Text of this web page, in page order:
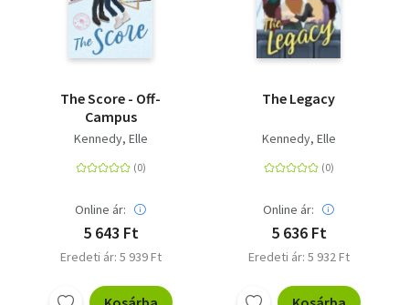
The Score - Off-
Campus
Kennedy, Elle
Online ár:
5 643 Ft
Eredeti ár: 5 939 Ft
The Legacy
Kennedy, Elle
Online ár:
5 636 Ft
Eredeti ár: 5 932 Ft